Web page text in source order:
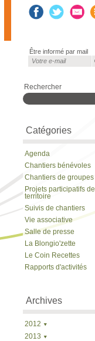
Être informé par mail
Courriel*
Rechercher
Rechercher
Catégories
Agenda
Chantiers bénévoles
Chantiers de groupes
Projets participatifs de
territoire
Suivis de chantiers
Vie associative
Salle de presse
La Blongio'zette
Le Coin Recettes
Rapports d'activités
Archives
2012
2013